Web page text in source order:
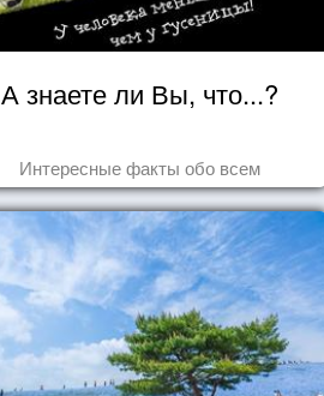
А знаете ли Вы, что...?
Интересные факты обо всем